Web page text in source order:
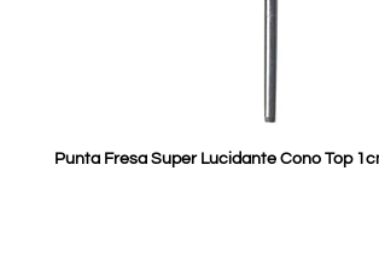
Punta Fresa Super Lucidante Cono Top